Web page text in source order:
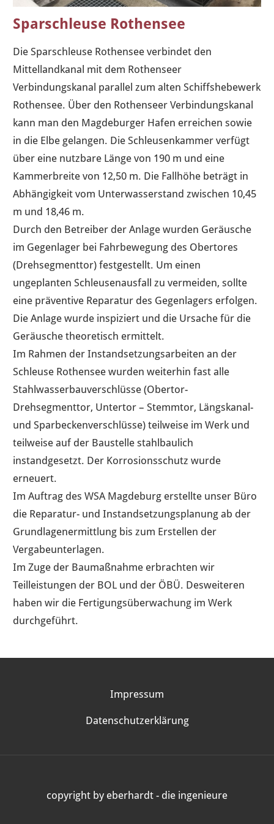
Sparschleuse Rothensee
Die Sparschleuse Rothensee verbindet den
Mittellandkanal mit dem Rothenseer
Verbindungskanal parallel zum alten Schiffshebewerk
Rothensee. Über den Rothenseer Verbindungskanal
kann man den Magdeburger Hafen erreichen sowie
in die Elbe gelangen. Die Schleusenkammer verfügt
über eine nutzbare Länge von 190 m und eine
Kammerbreite von 12,50 m. Die Fallhöhe beträgt in
Abhängigkeit vom Unterwasserstand zwischen 10,45
m und 18,46 m.
Durch den Betreiber der Anlage wurden Geräusche
im Gegenlager bei Fahrbewegung des Obertores
(Drehsegmenttor) festgestellt. Um einen
ungeplanten Schleusenausfall zu vermeiden, sollte
eine präventive Reparatur des Gegenlagers erfolgen.
Die Anlage wurde inspiziert und die Ursache für die
Geräusche theoretisch ermittelt.
Im Rahmen der Instandsetzungsarbeiten an der
Schleuse Rothensee wurden weiterhin fast alle
Stahlwasserbauverschlüsse (Obertor-
Drehsegmenttor, Untertor – Stemmtor, Längskanal-
und Sparbeckenverschlüsse) teilweise im Werk und
teilweise auf der Baustelle stahlbaulich
instandgesetzt. Der Korrosionsschutz wurde
erneuert.
Im Auftrag des WSA Magdeburg erstellte unser Büro
die Reparatur- und Instandsetzungsplanung ab der
Grundlagenermittlung bis zum Erstellen der
Vergabeunterlagen.
Im Zuge der Baumaßnahme erbrachten wir
Teilleistungen der BOL und der ÖBÜ. Desweiteren
haben wir die Fertigungsüberwachung im Werk
durchgeführt.
AKTUELLES
Impressum
Datenschutzerklärung
copyright by eberhardt - die ingenieure